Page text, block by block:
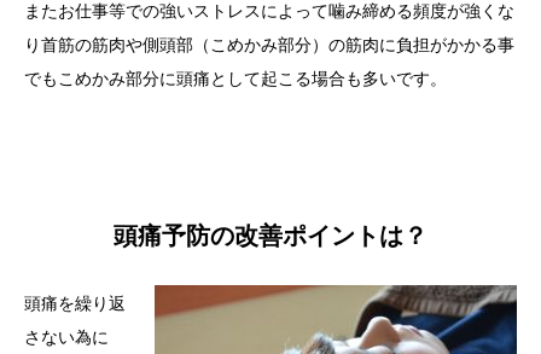
またお仕事等での強いストレスによって噛み締める頻度が強くな
り首筋の筋肉や側頭部（こめかみ部分）の筋肉に負担がかかる事
でもこめかみ部分に頭痛として起こる場合も多いです。
頭痛予防の改善ポイントは？
頭痛を繰り返
さない為に